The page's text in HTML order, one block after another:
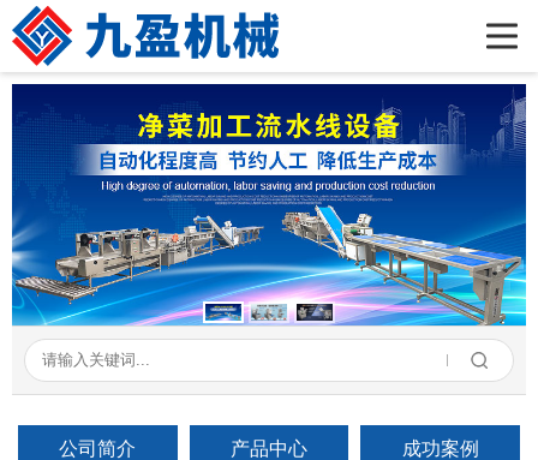
公司简介
产品展示
新闻资讯
成功案例
在线留言
联系我们
公司简介 产品中心 成功案例